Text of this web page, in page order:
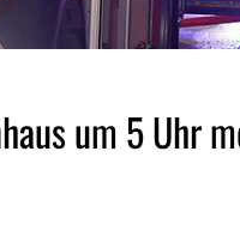
um 5 Uhr